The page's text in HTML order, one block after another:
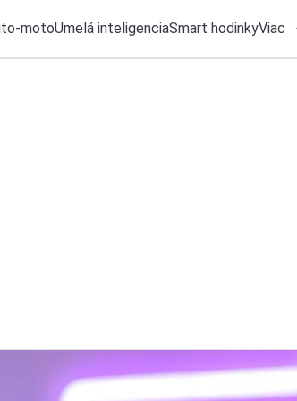
motoUmelá inteligenciaSmart hodinkyViac